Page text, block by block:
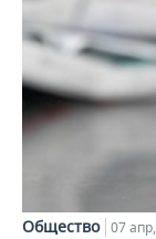
Общество 07